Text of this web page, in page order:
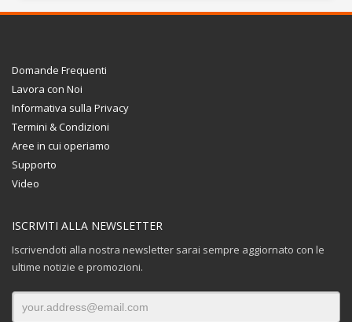
Domande Frequenti
Lavora con Noi
Informativa sulla Privacy
Termini & Condizioni
Aree in cui operiamo
Supporto
Video
ISCRIVITI ALLA NEWSLETTER
Iscrivendoti alla nostra newsletter sarai sempre aggiornato con le
ultime notizie e promozioni.